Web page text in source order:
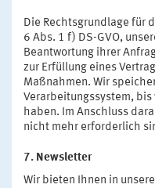
Die Rechtsgrundlage für
6 Abs. 1 f) DS-GVO,
Beantwortung ihrer
zur Erfüllung eines
Maßnahmen. Wir
Verarbeitungssystem,
haben. Im Anschluss
nicht mehr erforderlich
7. Newsletter
Wir bieten Ihnen in